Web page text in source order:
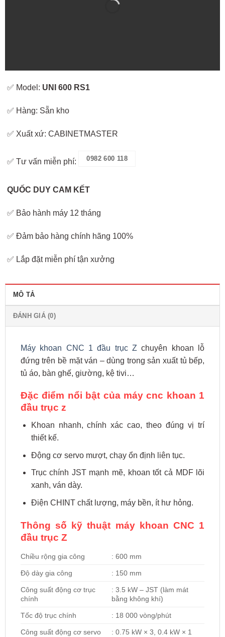
✅ Model: UNI 600 RS1
✅ Hàng: Sẵn kho
✅ Xuất xứ: CABINETMASTER
✅ Tư vấn miễn phí: 0982 600 118
QUỐC DUY CAM KẾT
✅ Bảo hành máy 12 tháng
✅ Đảm bảo hàng chính hãng 100%
✅ Lắp đặt miễn phí tận xưởng
MÔ TẢ
ĐÁNH GIÁ (0)
Máy khoan CNC 1 đầu trục Z chuyên khoan lỗ
đứng trên bề mặt ván – dùng trong sản xuất tủ bếp,
tủ áo, bàn ghế, giường, kệ tivi…
Đặc điểm nổi bật của máy cnc khoan 1
đầu trục z
Khoan nhanh, chính xác cao, theo đúng vị trí
thiết kế.
Động cơ servo mượt, chạy ổn định liên tục.
Trục chính JST mạnh mẽ, khoan tốt cả MDF lõi
xanh, ván dày.
Điện CHINT chất lượng, máy bền, ít hư hỏng.
Thông số kỹ thuật máy khoan CNC 1
đầu trục Z
Chiều rộng gia công : 600 mm
Độ dày gia công : 150 mm
Công suất động cơ trục
chính
: 3.5 kW – JST (làm mát
bằng không khí)
Tốc độ trục chính : 18 000 vòng/phút
Công suất động cơ servo : 0.75 kW × 3, 0.4 kW × 1